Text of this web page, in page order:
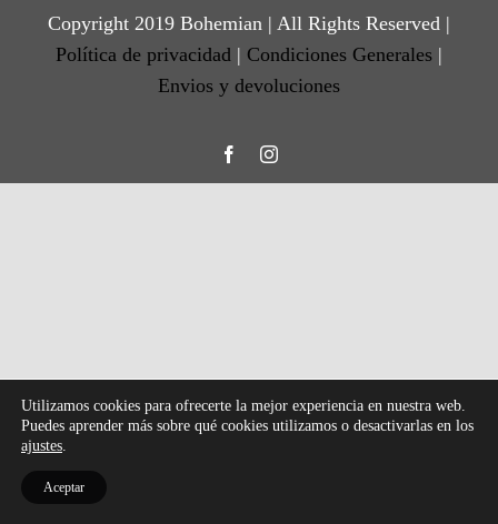
Copyright 2019 Bohemian | All Rights Reserved |
Política de privacidad | Condiciones Generales |
Envios y devoluciones
FacebookInstagram
Utilizamos cookies para ofrecerte la mejor experiencia en nuestra web.
Puedes aprender más sobre qué cookies utilizamos o desactivarlas en los
ajustes.
Aceptar